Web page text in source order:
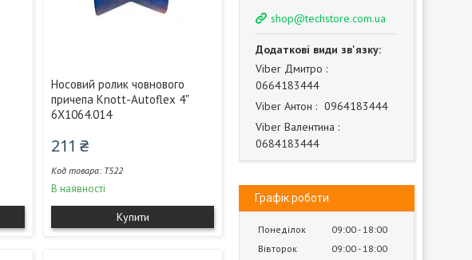
Носовий ролик човнового
причепа Knott-Autoflex 4"
6X1064.014
211 ₴
T522
В наявності
Купити
shop@techstore.com.ua
Vіber Дмитро
0664183444
Vіber Антон
0964183444
Vіber Валентина
0684183444
Графік роботи
Понеділок 09:00 18:00
Вівторок
09:00 18:00